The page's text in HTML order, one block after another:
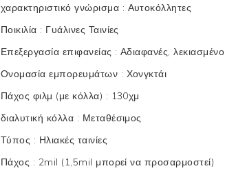
χαρακτηριστικό γνώρισμα : Αυτοκόλλητες
Ποικιλία : Γυάλινες Ταινίες
Επεξεργασία επιφανείας :Αδιαφανές, λεκιασμένο
Ονομασία εμπορευμάτων : Χονγκτάι
Πάχος φιλμ (με κόλλα) : 130χμ
διαλυτική κόλλα : Μεταθέσιμος
Τύπος : Ηλιακές ταινίες
Πάχος : 2mil (1,5mil μπορεί να προσαρμοστεί)